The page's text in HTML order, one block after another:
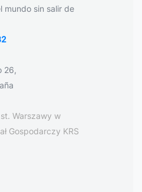
mundo sin salir de
26,
Warszawy w
Gospodarczy KRS